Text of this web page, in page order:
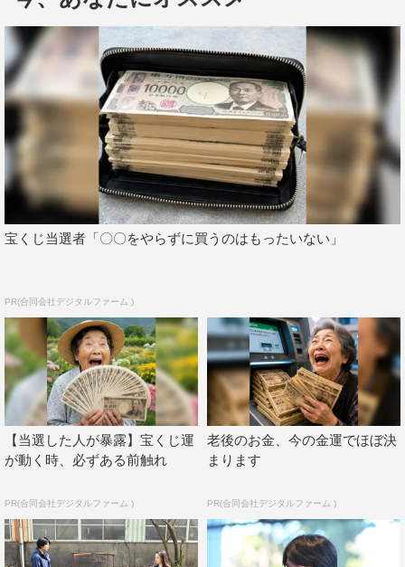
ドラマ『10の秘密』（フジテレビ系）に出演することが決
定。11月にバラエティ番組の収録で腰椎骨折して以来、初
のドラマ出演となる。
本作は“秘密”のベールに包まれた人間の欲望が暴かれる
オリジナルサスペンス。主人公・白河圭太（向井）の愛す
る娘・瞳（山田杏奈）が何者かに誘拐されたことに端を発
し、圭太と関わるさまざまな人物たちの計り知れない秘密
が絡み合い、次々に事件が巻き起こる。
佐野が演じるのは、圭太の元妻・由貴子（仲間由紀恵）
が誘拐犯から娘・瞳を取り返す条件を満たすため、由貴子
を探しているのと同様に、失踪した会社の顧問弁護士であ
る由貴子を探す長沼。過去に帝東建設があるトラブルに巻
き込まれ訴訟騒ぎに発展した際、由貴子の力でその訴訟を
乗り切った手腕を買って、顧問弁護士に指名。由貴子の行
方を部下である宇都宮竜二（渡部篤郎）を使って探してい
る、という役どころだ。
◆台本を読まれていかがでしたか？
宝くじ当選者「〇〇をやらずに買うのはもったいない」
PR(合同会社デジタルファーム )
【当選した人が暴露】宝くじ運
が動く時、必ずある前触れ
PR(合同会社デジタルファーム )
老後のお金、今の金運でほぼ決
まります
PR(合同会社デジタルファーム )